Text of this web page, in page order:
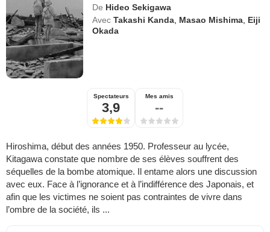
De Hideo Sekigawa
Avec Takashi Kanda Masao Mishima Eiji
Okada
Spectateurs
3,9
Mes amis
--
Hiroshima, début des années 1950. Professeur au lycée,
Kitagawa constate que nombre de ses élèves souffrent des
séquelles de la bombe atomique. Il entame alors une discussion
avec eux. Face à l’ignorance et à l’indifférence des Japonais, et
afin que les victimes ne soient pas contraintes de vivre dans
l’ombre de la société, ils ...